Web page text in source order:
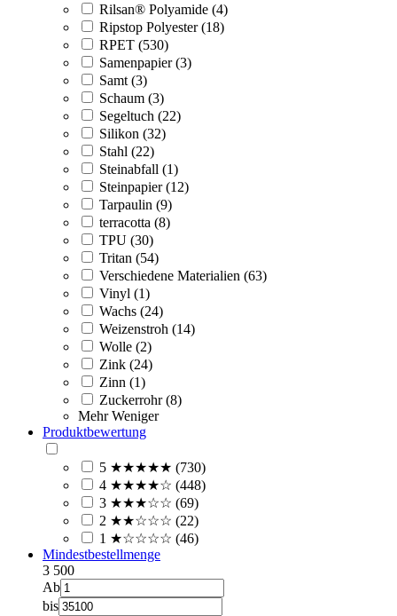
Rilsan® Polyamide (4)
Ripstop Polyester (18)
RPET (530)
Samenpapier (3)
Samt (3)
Schaum (3)
Segeltuch (22)
Silikon (32)
Stahl (22)
Steinabfall (1)
Steinpapier (12)
Tarpaulin (9)
terracotta (8)
TPU (30)
Tritan (54)
Verschiedene Materialien (63)
Vinyl (1)
Wachs (24)
Weizenstroh (14)
Wolle (2)
Zink (24)
Zinn (1)
Zuckerrohr (8)
Mehr Weniger
Produktbewertung
5 ★★★★★ (730)
4 ★★★★☆ (448)
3 ★★★☆☆ (69)
2 ★★☆☆☆ (22)
1 ★☆☆☆☆ (46)
Mindestbestellmenge
3 500
Ab
bis